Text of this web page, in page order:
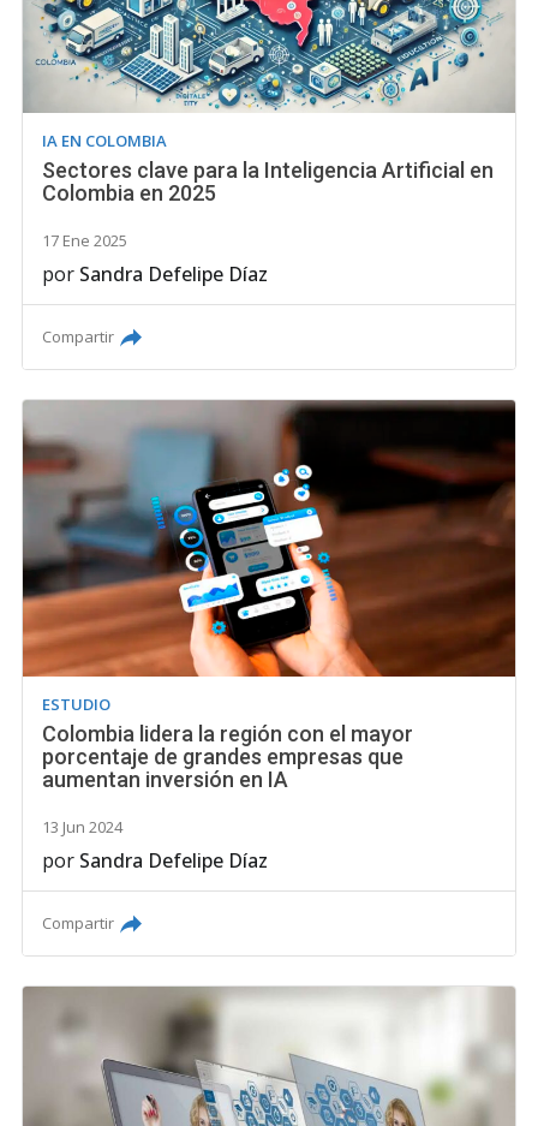
IA EN COLOMBIA
Sectores clave para la Inteligencia Artificial en
Colombia en 2025
17 Ene 2025
por Sandra Defelipe Díaz
Compartir
ESTUDIO
Colombia lidera la región con el mayor
porcentaje de grandes empresas que
aumentan inversión en IA
13 Jun 2024
por Sandra Defelipe Díaz
Compartir